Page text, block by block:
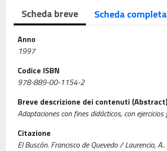
Scheda breve Scheda completa
Anno
1997
Codice ISBN
978-889-00-1154-2
Breve descrizione dei contenuti
Adaptaciones con fines didácticos, con
Citazione
El Buscón. Francisco de Quevedo / Laurencio,